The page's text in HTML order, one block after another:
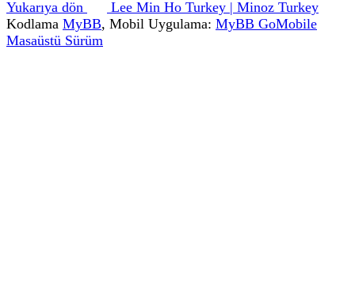
Yukarıya dön
Lee Min Ho Turkey | Minoz Turkey
Kodlama MyBB, Mobil Uygulama: MyBB GoMobile
Masaüstü Sürüm